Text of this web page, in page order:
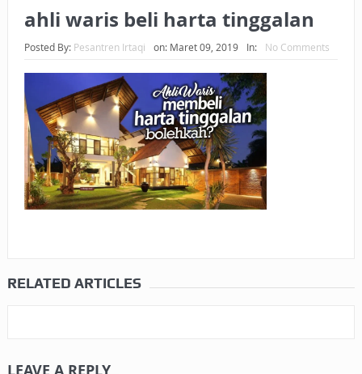
HUKUM MEMBAYAR ZAKAT KEPADA KERABAT SENDIRI
ahli waris beli harta tinggalan
Posted By: Pesantren Irtaqi on: Maret 09, 2019 In: No Comments
RELATED ARTICLES